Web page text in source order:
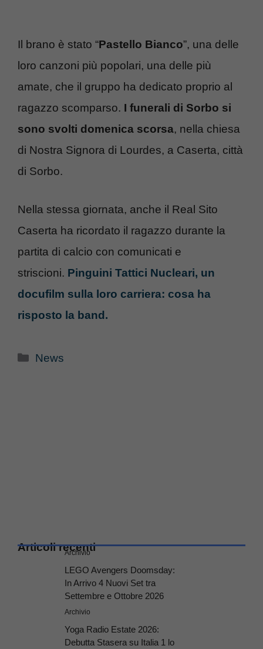
Il brano è stato “Pastello Bianco”, una delle
loro canzoni più popolari, una delle più
amate, che il gruppo ha dedicato proprio al
ragazzo scomparso. I funerali di Sorbo si
sono svolti domenica scorsa, nella chiesa
di Nostra Signora di Lourdes, a Caserta, città
di Sorbo.
Nella stessa giornata, anche il Real Sito
Caserta ha ricordato il ragazzo durante la
partita di calcio con comunicati e
striscioni. Pinguini Tattici Nucleari, un
docufilm sulla loro carriera: cosa ha
risposto la band.
Categorie
News
Articoli recenti
Archivio
LEGO Avengers Doomsday:
In Arrivo 4 Nuovi Set tra
Settembre e Ottobre 2026
Archivio
Yoga Radio Estate 2026:
Debutta Stasera su Italia 1 lo